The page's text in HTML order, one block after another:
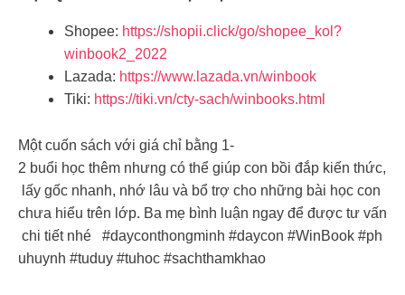
Shopee: https://shopii.click/go/shopee_kol?
winbook2_2022
Lazada: https://www.lazada.vn/winbook
Tiki: https://tiki.vn/cty-sach/winbooks.html
Một cuốn sách với giá chỉ bằng 1-
2 buổi học thêm nhưng có thể giúp con bồi đắp kiến thức,
lấy gốc nhanh, nhớ lâu và bổ trợ cho những bài học con
chưa hiểu trên lớp. Ba mẹ bình luận ngay để được tư vấn
chi tiết nhé #dayconthongminh #daycon #WinBook #ph
uhuynh #tuduy #tuhoc #sachthamkhao